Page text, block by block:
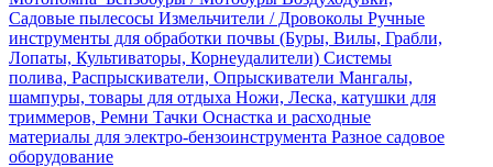
Садовые пылесосы Измельчители / Дровоколы Ручные
инструменты для обработки почвы (Буры, Вилы, Грабли,
Лопаты, Культиваторы, Корнеудалители) Системы
полива, Распрыскиватели, Опрыскиватели Мангалы,
шампуры, товары для отдыха Ножи, Леска, катушки для
триммеров, Ремни Тачки Оснастка и расходные
материалы для электро-бензоинструмента Разное садовое
оборудование